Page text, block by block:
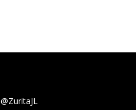
@ZuritaJL